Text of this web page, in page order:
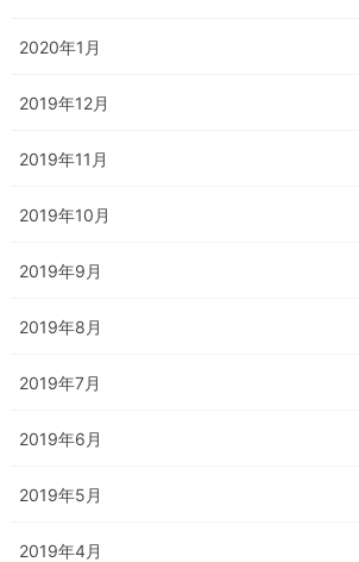
2020年1月
2019年12月
2019年11月
2019年10月
2019年9月
2019年8月
2019年7月
2019年6月
2019年5月
2019年4月